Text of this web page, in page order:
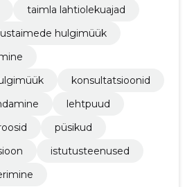
taimla lahtiolekuajad
hulgimüük
konsultatsioonid
lehtpuud
püsikud
istutusteenused